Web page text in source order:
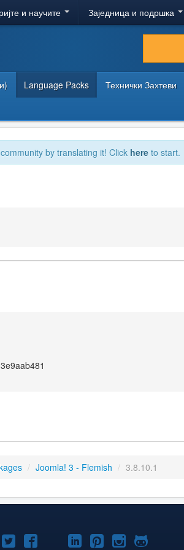
и научите Заједница и подршка
Language Packs Технички Захтеви
by translating it! Click here to start.
/ Joomla! 3 - Flemish / 3.8.10.1
Joomla!Joomla!Joomla!
Joomla!Joomla!
Joomla!Joomla!